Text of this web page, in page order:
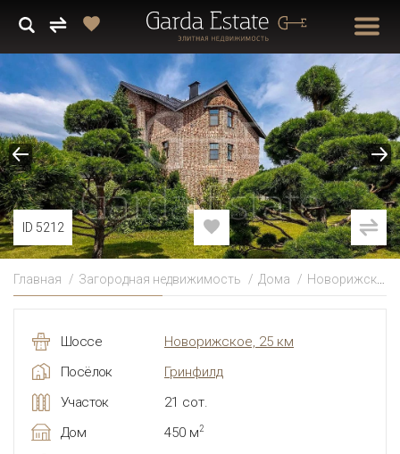
ID 5212
Главная Загородная недвижимость Дома Новорижское
Шоссе
Новорижское, 25 км
Посёлок
Гринфилд
Участок
21 сот.
Дом
450 м2